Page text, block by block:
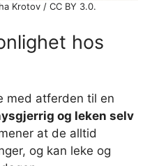
Krotov / CC BY 3.0.
hos
med atferden til en
og leken selv
at de alltid
og kan leke og